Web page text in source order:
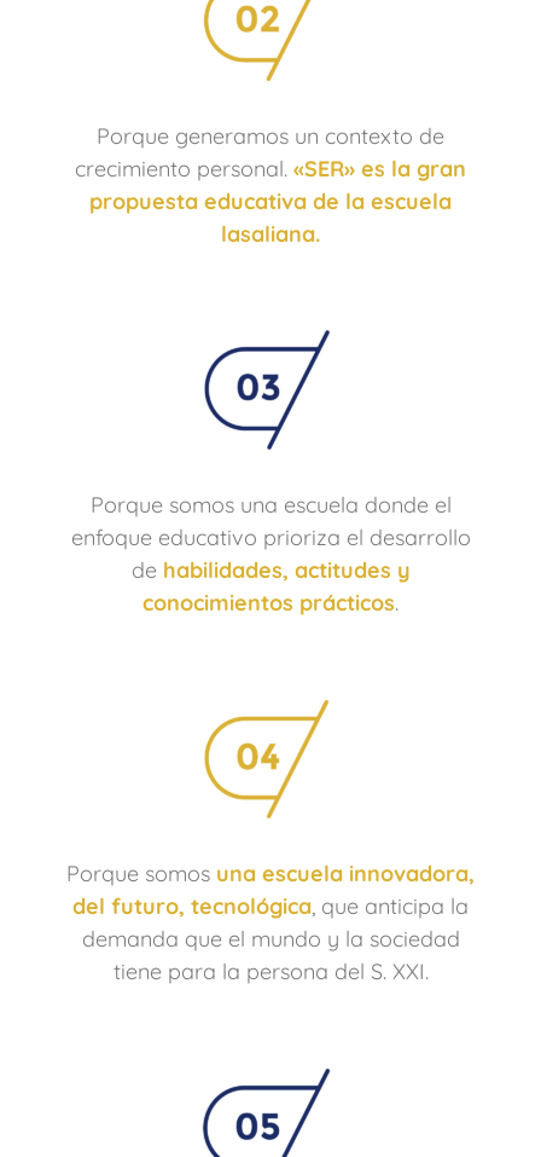
Porque generamos un contexto de
crecimiento personal. «SER» es la gran
propuesta educativa de la escuela
lasaliana.
Porque somos una escuela donde el
enfoque educativo prioriza el desarrollo
de habilidades, actitudes y
conocimientos prácticos.
Porque somos una escuela innovadora,
del futuro, tecnológica, que anticipa la
demanda que el mundo y la sociedad
tiene para la persona del S. XXI.